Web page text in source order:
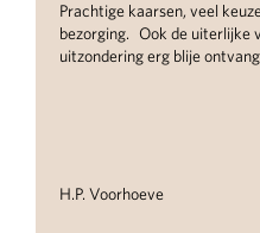
en snelle
is zeer mooi. Zonder